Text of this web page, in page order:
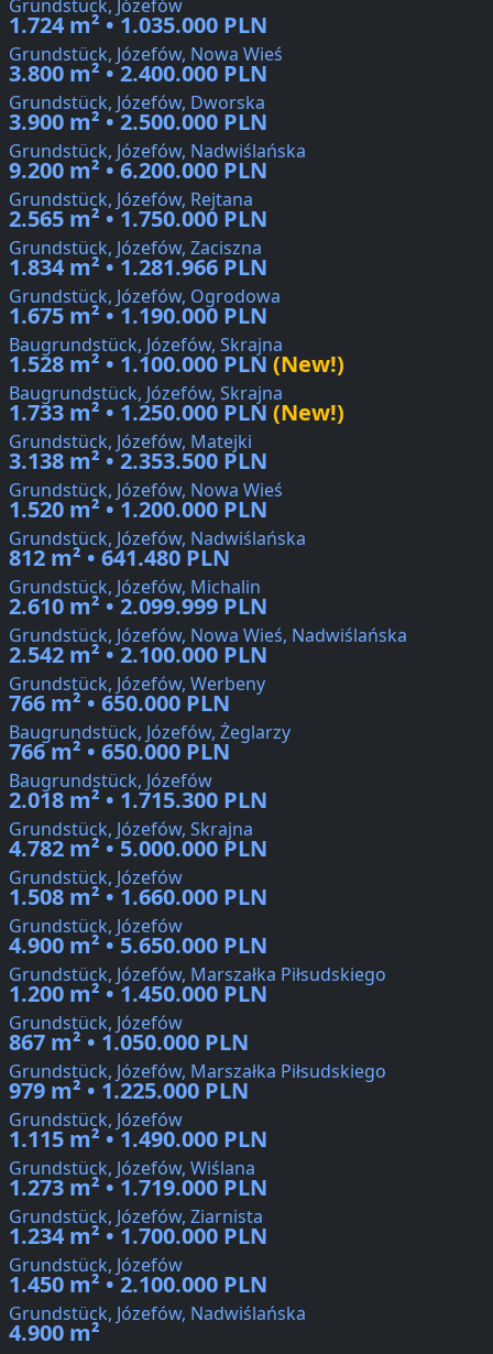
Grundstück, Józefów
1.724 m² • 1.035.000 PLN
Grundstück, Józefów, Nowa Wieś
3.800 m² • 2.400.000 PLN
Grundstück, Józefów, Dworska
3.900 m² • 2.500.000 PLN
Grundstück, Józefów, Nadwiślańska
9.200 m² • 6.200.000 PLN
Grundstück, Józefów, Rejtana
2.565 m² • 1.750.000 PLN
Grundstück, Józefów, Zaciszna
1.834 m² • 1.281.966 PLN
Grundstück, Józefów, Ogrodowa
1.675 m² • 1.190.000 PLN
Baugrundstück, Józefów, Skrajna
1.528 m² • 1.100.000 PLN (New!)
Baugrundstück, Józefów, Skrajna
1.733 m² • 1.250.000 PLN (New!)
Grundstück, Józefów, Matejki
3.138 m² • 2.353.500 PLN
Grundstück, Józefów, Nowa Wieś
1.520 m² • 1.200.000 PLN
Grundstück, Józefów, Nadwiślańska
812 m² • 641.480 PLN
Grundstück, Józefów, Michalin
2.610 m² • 2.099.999 PLN
Grundstück, Józefów, Nowa Wieś, Nadwiślańska
2.542 m² • 2.100.000 PLN
Grundstück, Józefów, Werbeny
766 m² • 650.000 PLN
Baugrundstück, Józefów, Żeglarzy
766 m² • 650.000 PLN
Baugrundstück, Józefów
2.018 m² • 1.715.300 PLN
Grundstück, Józefów, Skrajna
4.782 m² • 5.000.000 PLN
Grundstück, Józefów
1.508 m² • 1.660.000 PLN
Grundstück, Józefów
4.900 m² • 5.650.000 PLN
Grundstück, Józefów, Marszałka Piłsudskiego
1.200 m² • 1.450.000 PLN
Grundstück, Józefów
867 m² • 1.050.000 PLN
Grundstück, Józefów, Marszałka Piłsudskiego
979 m² • 1.225.000 PLN
Grundstück, Józefów
1.115 m² • 1.490.000 PLN
Grundstück, Józefów, Wiślana
1.273 m² • 1.719.000 PLN
Grundstück, Józefów, Ziarnista
1.234 m² • 1.700.000 PLN
Grundstück, Józefów
1.450 m² • 2.100.000 PLN
Grundstück, Józefów, Nadwiślańska
4.900 m²